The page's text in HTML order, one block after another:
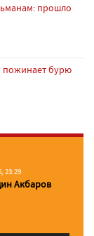
прошло
пожинает бурю
23:29
Акбаров